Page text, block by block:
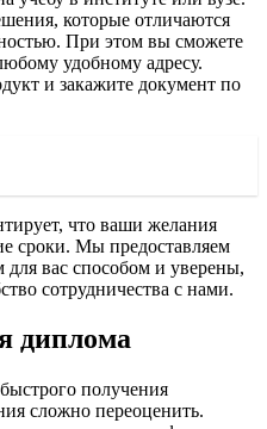
которые отличаются
При этом вы сможете
удобному адресу.
и закажите документ по
что ваши желания
сроки. Мы предоставляем
вас способом и уверены,
сотрудничества с нами.
диплома
получения
сложно переоценить.